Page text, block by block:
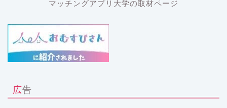
マッチングアプリ大学の取材ページ
広告